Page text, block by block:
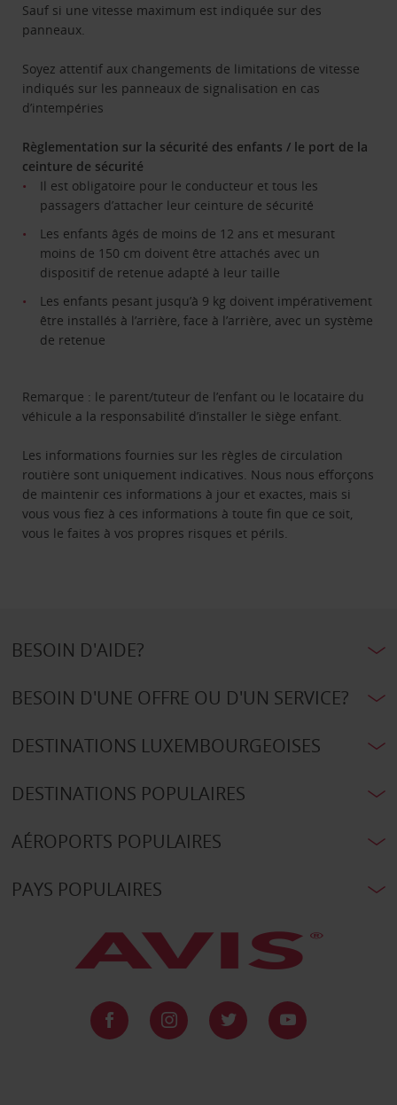
Sauf si une vitesse maximum est indiquée sur des
panneaux.
Soyez attentif aux changements de limitations de vitesse
indiqués sur les panneaux de signalisation en cas
d’intempéries
Règlementation sur la sécurité des enfants / le port de la
ceinture de sécurité
Il est obligatoire pour le conducteur et tous les
passagers d’attacher leur ceinture de sécurité
Les enfants âgés de moins de 12 ans et mesurant
moins de 150 cm doivent être attachés avec un
dispositif de retenue adapté à leur taille
Les enfants pesant jusqu’à 9 kg doivent impérativement
être installés à l’arrière, face à l’arrière, avec un système
de retenue
Remarque : le parent/tuteur de l’enfant ou le locataire du
véhicule a la responsabilité d’installer le siège enfant.
Les informations fournies sur les règles de circulation
routière sont uniquement indicatives. Nous nous efforçons
de maintenir ces informations à jour et exactes, mais si
vous vous fiez à ces informations à toute fin que ce soit,
vous le faites à vos propres risques et périls.
BESOIN D'AIDE?
BESOIN D'UNE OFFRE OU D'UN SERVICE?
DESTINATIONS LUXEMBOURGEOISES
DESTINATIONS POPULAIRES
AÉROPORTS POPULAIRES
PAYS POPULAIRES